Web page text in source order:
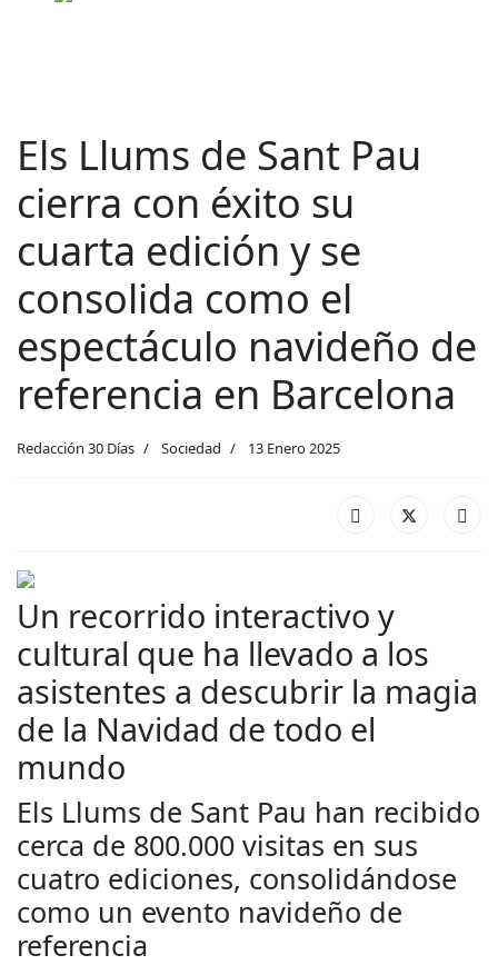
Els Llums de Sant Pau
cierra con éxito su
cuarta edición y se
consolida como el
espectáculo navideño de
referencia en Barcelona
Redacción 30 Días Sociedad 13 Enero 2025
Un recorrido interactivo y
cultural que ha llevado a los
asistentes a descubrir la magia
de la Navidad de todo el
mundo
Els Llums de Sant Pau han recibido
cerca de 800.000 visitas en sus
cuatro ediciones, consolidándose
como un evento navideño de
referencia